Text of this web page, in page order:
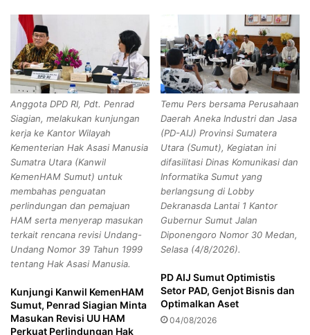
P
r
e
s
i
d
e
n
P
r
a
b
o
w
o
a
h
,
T
i
n
g
k
a
t
k
a
n
K
e
i
a
p
Anggota DPD RI, Pdt. Penrad
Siagian, melakukan kunjungan
kerja ke Kantor Wilayah
Kementerian Hak Asasi Manusia
Sumatra Utara (Kanwil
KemenHAM Sumut) untuk
membahas penguatan
perlindungan dan pemajuan
HAM serta menyerap masukan
terkait rencana revisi Undang-
Undang Nomor 39 Tahun 1999
tentang Hak Asasi Manusia.
Kunjungi Kanwil KemenHAM
Sumut, Penrad Siagian Minta
Masukan Revisi UU HAM
Perkuat Perlindungan Hak
Temu Pers bersama Perusahaan
Daerah Aneka Industri dan Jasa
(PD-AIJ) Provinsi Sumatera
Utara (Sumut), Kegiatan ini
difasilitasi Dinas Komunikasi dan
Informatika Sumut yang
berlangsung di Lobby
Dekranasda Lantai 1 Kantor
Gubernur Sumut Jalan
Diponengoro Nomor 30 Medan,
Selasa (4/8/2026).
PD AIJ Sumut Optimistis
Setor PAD, Genjot Bisnis dan
Optimalkan Aset
04/08/2026